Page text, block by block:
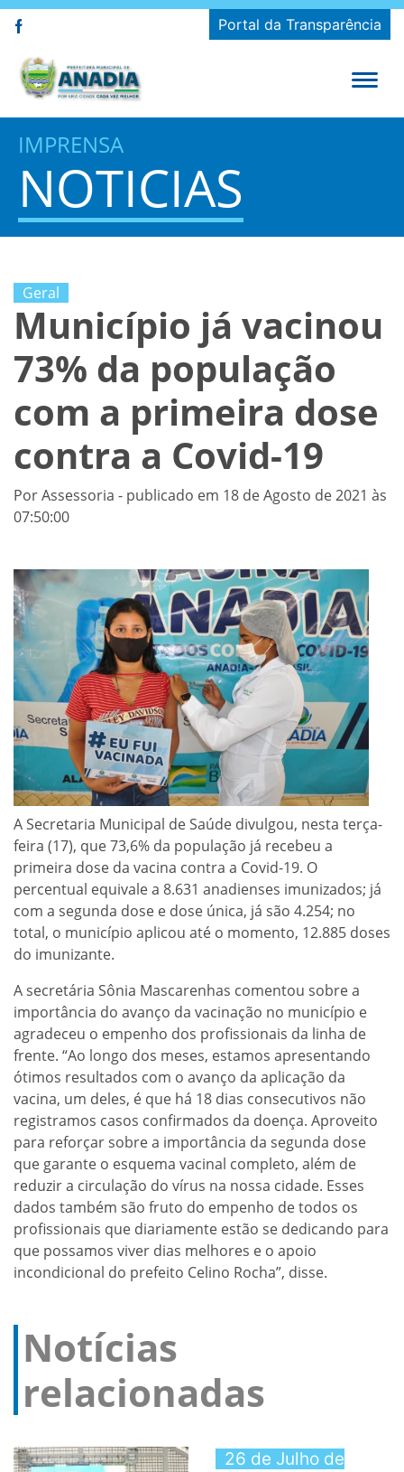
Portal da Transparência
IMPRENSA
NOTICIAS
Geral
Município já vacinou
73% da população
com a primeira dose
contra a Covid-19
Por Assessoria - publicado em 18 de Agosto de 2021 às
07:50:00
A Secretaria Municipal de Saúde divulgou, nesta terça-
feira (17), que 73,6% da população já recebeu a
primeira dose da vacina contra a Covid-19. O
percentual equivale a 8.631 anadienses imunizados; já
com a segunda dose e dose única, já são 4.254; no
total, o município aplicou até o momento, 12.885 doses
do imunizante.
A secretária Sônia Mascarenhas comentou sobre a
importância do avanço da vacinação no município e
agradeceu o empenho dos profissionais da linha de
frente. “Ao longo dos meses, estamos apresentando
ótimos resultados com o avanço da aplicação da
vacina, um deles, é que há 18 dias consecutivos não
registramos casos confirmados da doença. Aproveito
para reforçar sobre a importância da segunda dose
que garante o esquema vacinal completo, além de
reduzir a circulação do vírus na nossa cidade. Esses
dados também são fruto do empenho de todos os
profissionais que diariamente estão se dedicando para
que possamos viver dias melhores e o apoio
incondicional do prefeito Celino Rocha”, disse.
Notícias
relacionadas
26 de Julho de